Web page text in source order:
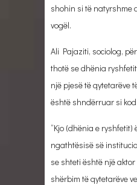
shohin si të natyrshme
vogël.
Ali Pajaziti, sociolog,
thotë se dhënia
një pjesë të qytetarëve
është shndërruar si
“Kjo (dhënia e
ngathtësisë së
se shteti është një
shërbim të qytetarëve